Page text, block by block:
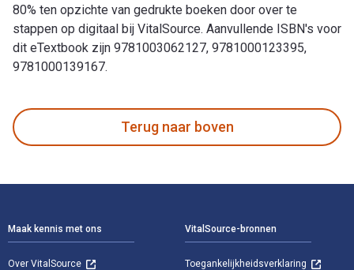
80% ten opzichte van gedrukte boeken door over te
stappen op digitaal bij VitalSource. Aanvullende ISBN's voor
dit eTextbook zijn 9781003062127, 9781000123395,
9781000139167.
Terug naar boven
Maak kennis met ons
Over VitalSource
VitalSource-bronnen
Toegankelijkheidsverklaring